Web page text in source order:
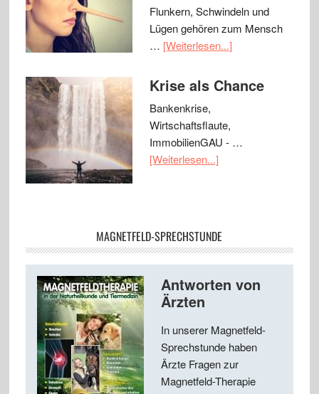
Flunkern, Schwindeln und
Lügen gehören zum Mensch
… [Weiterlesen...]
Krise als Chance
Bankenkrise,
Wirtschaftsflaute,
ImmobilienGAU - …
[Weiterlesen...]
MAGNETFELD-SPRECHSTUNDE
Antworten von
Ärzten
In unserer Magnetfeld-
Sprechstunde haben
Ärzte Fragen zur
Magnetfeld-Therapie